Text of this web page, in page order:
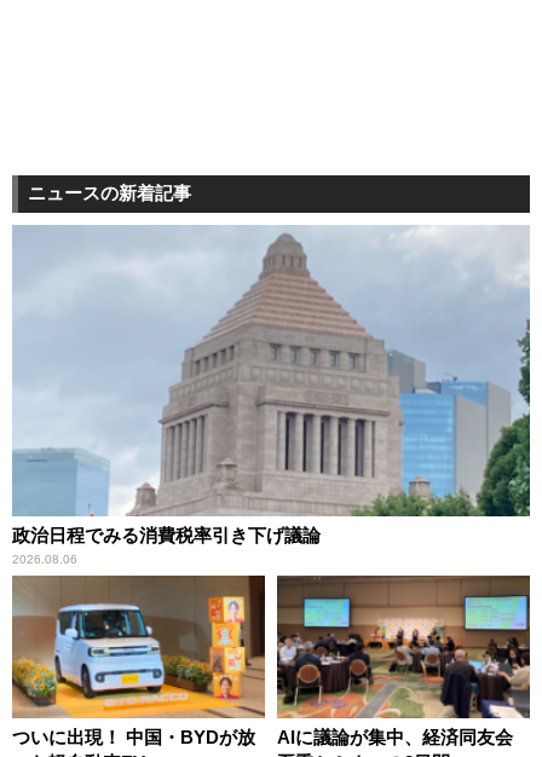
ニュースの新着記事
政治日程でみる消費税率引き下げ議論
2026.08.06
ついに出現！ 中国・BYDが放
AIに議論が集中、経済同友会